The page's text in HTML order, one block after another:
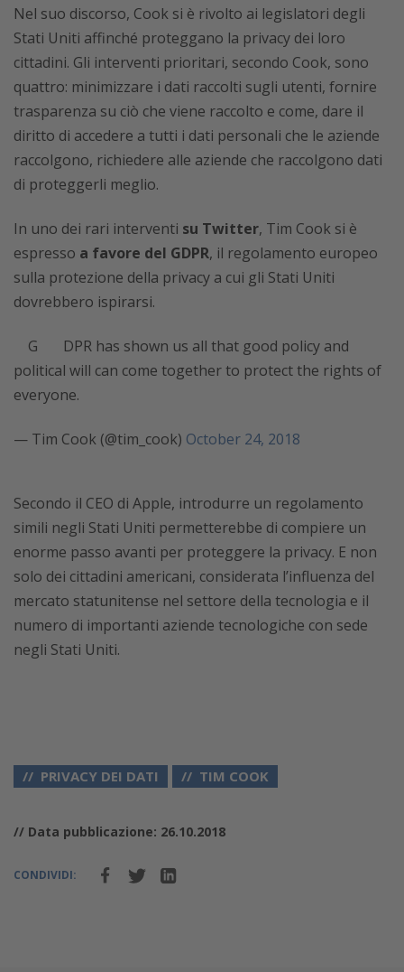
Nel suo discorso, Cook si è rivolto ai legislatori degli
Stati Uniti affinché proteggano la privacy dei loro
cittadini. Gli interventi prioritari, secondo Cook, sono
quattro: minimizzare i dati raccolti sugli utenti, fornire
trasparenza su ciò che viene raccolto e come, dare il
diritto di accedere a tutti i dati personali che le aziende
raccolgono, richiedere alle aziende che raccolgono dati
di proteggerli meglio.
In uno dei rari interventi su Twitter, Tim Cook si è
espresso a favore del GDPR, il regolamento europeo
sulla protezione della privacy a cui gli Stati Uniti
dovrebbero ispirarsi.
GDPR has shown us all that good policy and
political will can come together to protect the rights of
everyone.
— Tim Cook (@tim_cook) October 24, 2018
Secondo il CEO di Apple, introdurre un regolamento
simili negli Stati Uniti permetterebbe di compiere un
enorme passo avanti per proteggere la privacy. E non
solo dei cittadini americani, considerata l’influenza del
mercato statunitense nel settore della tecnologia e il
numero di importanti aziende tecnologiche con sede
negli Stati Uniti.
PRIVACY DEI DATI TIM COOK
// Data pubblicazione: 26.10.2018
CONDIVIDI: